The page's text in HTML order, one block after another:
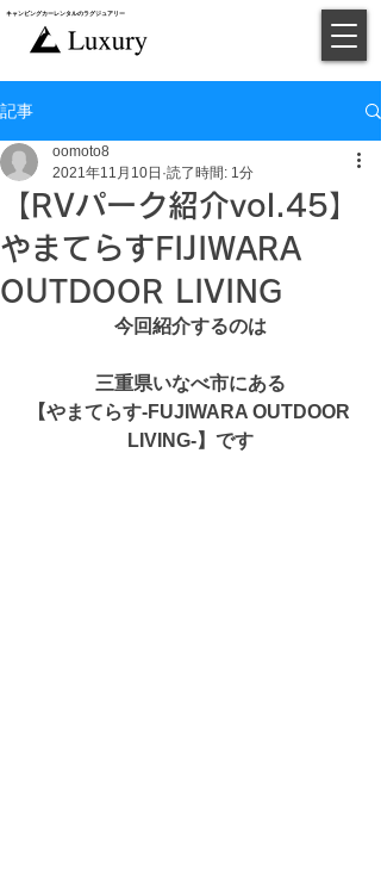
キャンピングカー​レンタルのラグジュアリー
記事
【RVパーク紹介vol.45】
やまてらすFIJIWARA
OUTDOOR LIVING
oomoto8
2021年11月10日 読了時間: 1分
今回紹介するのは
三重県いなべ市にある
【やまてらす-FUJIWARA OUTDOOR
LIVING-】です